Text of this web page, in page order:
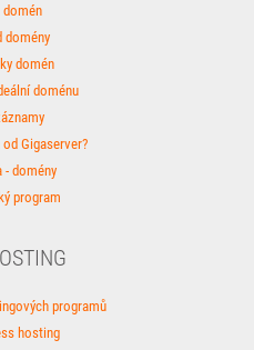
domén
domény
domén
doménu
Gigaserver?
- domény
program
programů
hosting